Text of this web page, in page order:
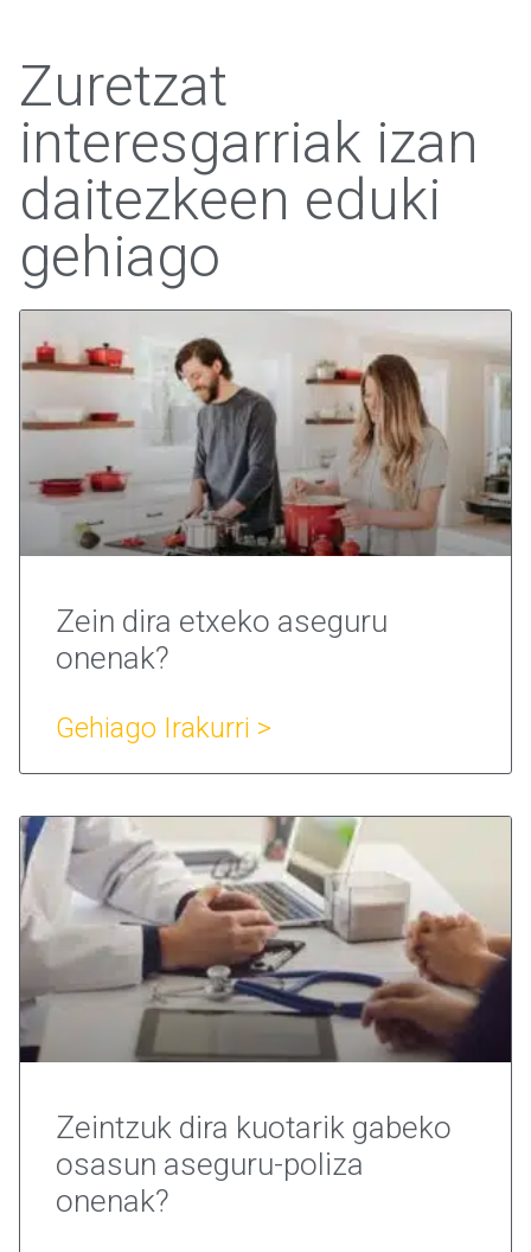
Zuretzat
interesgarriak izan
daitezkeen eduki
gehiago
Zein dira etxeko aseguru
onenak?
Gehiago Irakurri >
Zeintzuk dira kuotarik gabeko
osasun aseguru-poliza
onenak?